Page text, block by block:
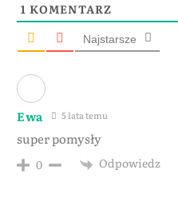
1 KOMENTARZ
Najstarsze
Ewa 5 lata temu
super pomysły
0 Odpowiedz